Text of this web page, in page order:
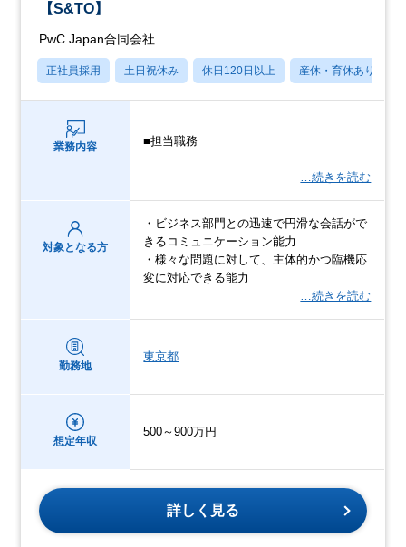
【S&TO】
PwC Japan合同会社
正社員採用 土日祝休み 休日120日以上 産休・育休あり
業務内容 ■担当職務
…続きを読む
対象となる方
・ビジネス部門との迅速で円滑な会話がで
きるコミュニケーション能力
・様々な問題に対して、主体的かつ臨機応
変に対応できる能力
…続きを読む
勤務地
東京都
想定年収
500～900万円
詳しく見る